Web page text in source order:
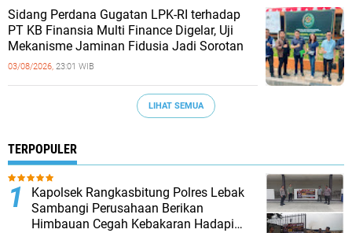
Sidang Perdana Gugatan LPK-RI terhadap
PT KB Finansia Multi Finance Digelar, Uji
Mekanisme Jaminan Fidusia Jadi Sorotan
03/08/2026, 23:01 WIB
LIHAT SEMUA
TERPOPULER
Kapolsek Rangkasbitung Polres Lebak
Sambangi Perusahaan Berikan
Himbauan Cegah Kebakaran Hadapi